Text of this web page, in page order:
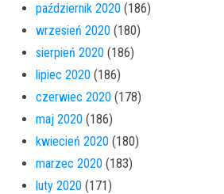
październik 2020 (186)
wrzesień 2020 (180)
sierpień 2020 (186)
lipiec 2020 (186)
czerwiec 2020 (178)
maj 2020 (186)
kwiecień 2020 (180)
marzec 2020 (183)
luty 2020 (171)